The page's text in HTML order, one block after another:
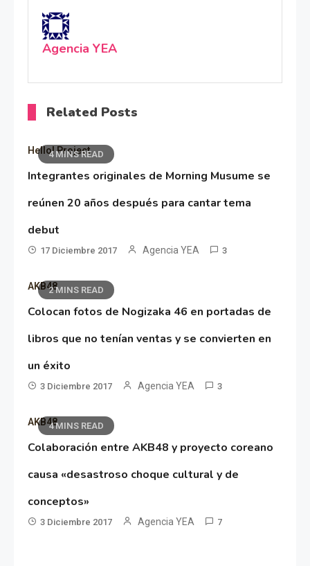
Agencia YEA
Related Posts
4 MINS READ
Hello! Project
Integrantes originales de Morning Musume se
reúnen 20 años después para cantar tema
debut
17 Diciembre 2017 Agencia YEA 3
2 MINS READ
AKB48
Colocan fotos de Nogizaka 46 en portadas de
libros que no tenían ventas y se convierten en
un éxito
3 Diciembre 2017 Agencia YEA 3
4 MINS READ
AKB48
Colaboración entre AKB48 y proyecto coreano
causa «desastroso choque cultural y de
conceptos»
3 Diciembre 2017 Agencia YEA 7